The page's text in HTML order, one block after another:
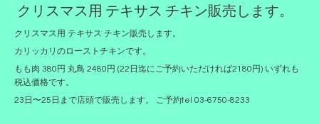
クリスマス用 テキサス チキン販売します。
クリスマス用 テキサス チキン販売します。
カリッカリのローストチキンです。
もも肉 380円 丸鳥 2480円 (22日迄にご予約いただければ2180円) いずれも
税込価格です。
23日〜25日まで店頭で販売します。 ご予約tel 03-6750-8233